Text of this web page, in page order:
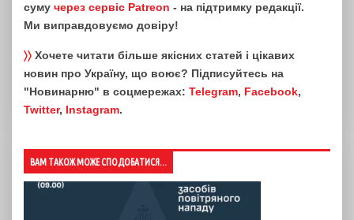
суму через сервіс Patreon - на підтримку редакції.
Ми виправдовуємо довіру!
〉〉 Хочете читати більше якісних статей і цікавих
новин про Україну, що воює? Підписуйтесь на
"Новинарню" в соцмережах: Telegram, Facebook,
Twitter, Instagram.
ВАМ ТАКОЖ МОЖЕ СПОДОБАТИСЯ...